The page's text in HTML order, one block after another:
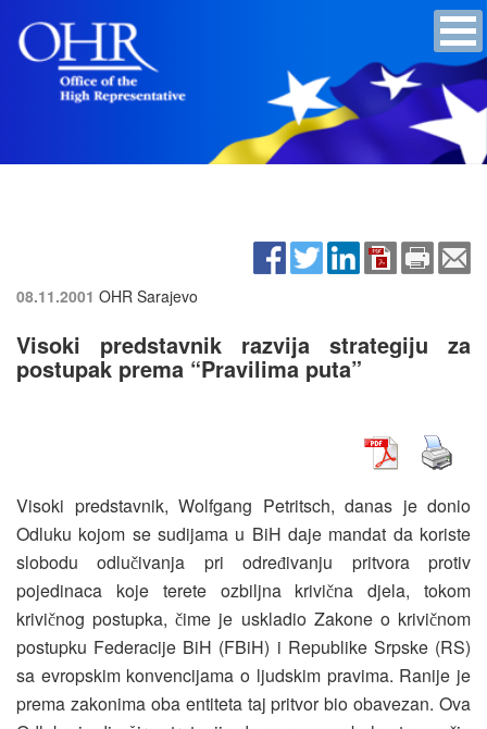
08.11.2001 OHR Sarajevo
Visoki predstavnik razvija strategiju za
postupak prema “Pravilima puta”
Visoki predstavnik, Wolfgang Petritsch, danas je donio
Odluku kojom se sudijama u BiH daje mandat da koriste
slobodu odlučivanja pri određivanju pritvora protiv
pojedinaca koje terete ozbiljna krivična djela, tokom
krivičnog postupka,čime je uskladio Zakone o krivičnom
postupku Federacije BiH (FBiH) i Republike Srpske (RS)
sa evropskim konvencijama o ljudskim pravima. Ranije je
prema zakonima oba entiteta taj pritvor bio obavezan. Ova